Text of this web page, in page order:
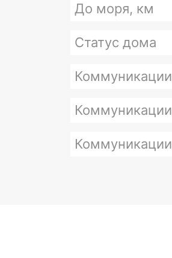
До моря, км
Статус дома
Коммуникации
Коммуникации
Коммуникации